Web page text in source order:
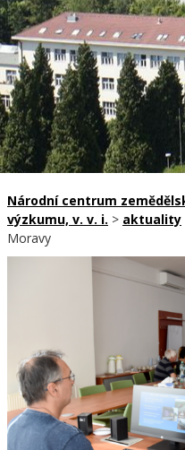
Národní centrum
výzkumu, v. v. i. > aktuality
Moravy